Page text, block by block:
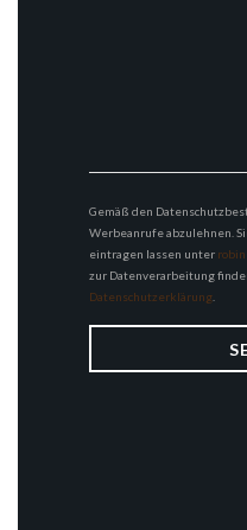
Gemäß den
Werbeanrufe abzulehnen.
eintragen lassen unter
zur Datenverarbeitung
Datenschutzerklärung